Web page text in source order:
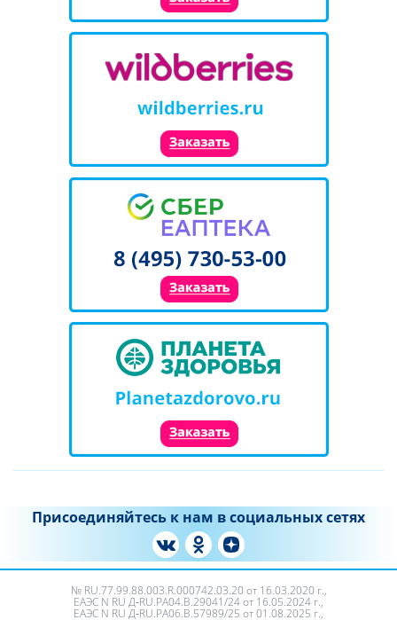
Присоединяйтесь к нам в социальных сетях
№ RU.77.99.88.003.R.000742.03.20 от 16.03.2020 г.,
ЕАЭС N RU Д‑RU.PA04.B.29041/24 от 16.05.2024 г.,
ЕАЭС N RU Д‑RU.РА06.В.57989/25 от 01.08.2025 г.,